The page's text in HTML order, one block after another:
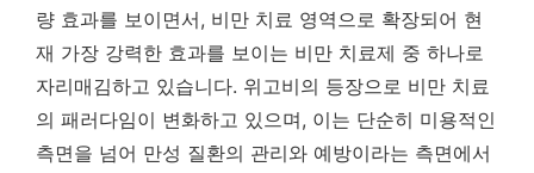
량 효과를 보이면서, 비만 치료 영역으로 확장되어 현
재 가장 강력한 효과를 보이는 비만 치료제 중 하나로
자리매김하고 있습니다. 위고비의 등장으로 비만 치료
의 패러다임이 변화하고 있으며, 이는 단순히 미용적인
측면을 넘어 만성 질환의 관리와 예방이라는 측면에서